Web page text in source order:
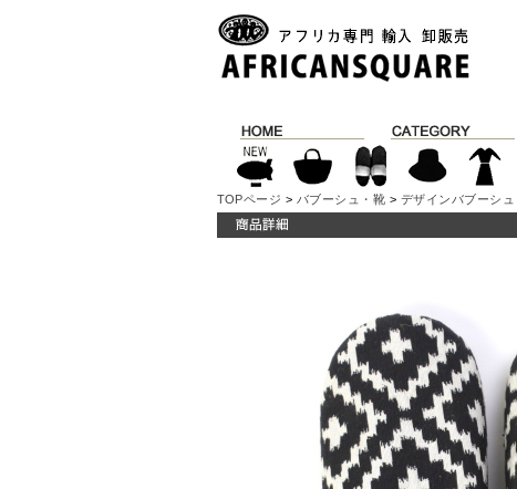
TOPページ > バブーシュ・靴 > デザインバブーシュ